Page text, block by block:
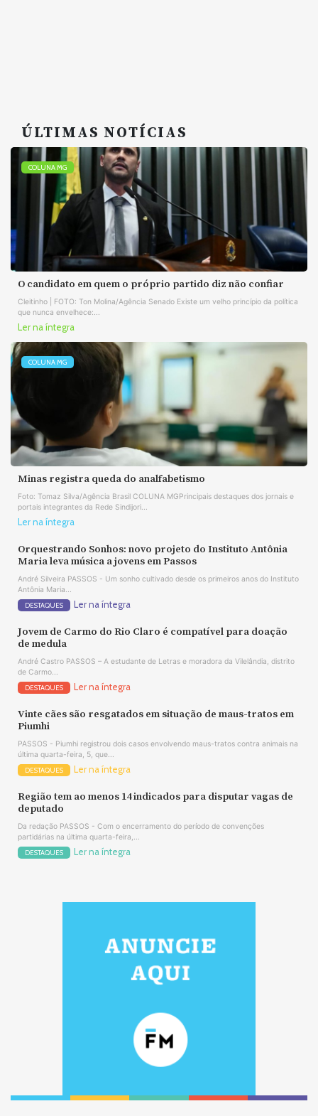
ÚLTIMAS NOTÍCIAS
COLUNA MG
O candidato em quem o próprio partido diz não confiar
Cleitinho | FOTO: Ton Molina/Agência Senado Existe um velho princípio da política
que nunca envelhece:...
Ler na íntegra
COLUNA MG
Minas registra queda do analfabetismo
Foto: Tomaz Silva/Agência Brasil COLUNA MGPrincipais destaques dos jornais e
portais integrantes da Rede Sindijori...
Ler na íntegra
Orquestrando Sonhos: novo projeto do Instituto Antônia
Maria leva música a jovens em Passos
André Silveira PASSOS - Um sonho cultivado desde os primeiros anos do Instituto
Antônia Maria...
DESTAQUES Ler na íntegra
Jovem de Carmo do Rio Claro é compatível para doação
de medula
André Castro PASSOS – A estudante de Letras e moradora da Vilelândia, distrito
de Carmo...
DESTAQUES Ler na íntegra
Vinte cães são resgatados em situação de maus-tratos em
Piumhi
PASSOS - Piumhi registrou dois casos envolvendo maus-tratos contra animais na
última quarta-feira, 5, que...
DESTAQUES Ler na íntegra
Região tem ao menos 14 indicados para disputar vagas de
deputado
Da redação PASSOS - Com o encerramento do período de convenções
partidárias na última quarta-feira,...
DESTAQUES Ler na íntegra